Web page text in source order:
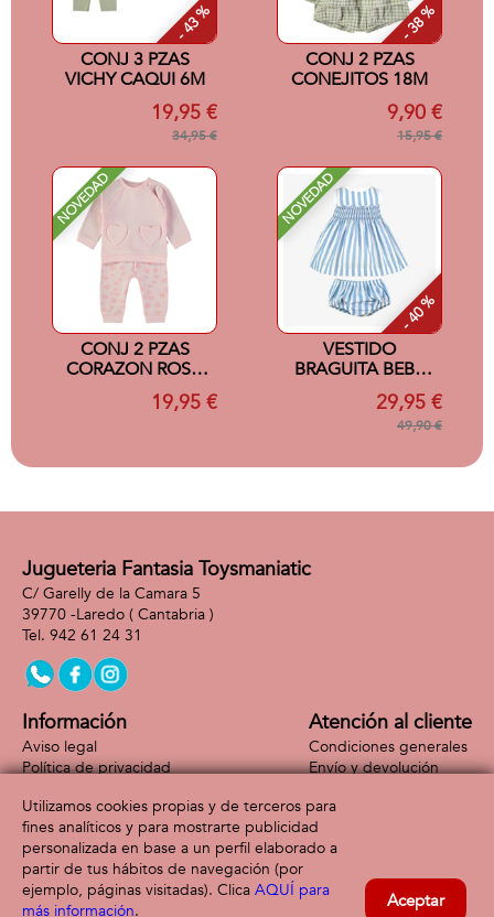
- 43 %
CONJ 3 PZAS
VICHY CAQUI 6M
19,95 €
34,95 €
- 38 %
CONJ 2 PZAS
CONEJITOS 18M
9,90 €
15,95 €
NOVEDAD
CONJ 2 PZAS
CORAZON ROSA
19,95 €
NOVEDAD
- 40 %
VESTIDO
BRAGUITA BEBE
AZUL 3M29,95 €
49,90 €
Jugueteria Fantasia Toysmaniatic
C/ Garelly de la Camara 5
39770 -Laredo ( Cantabria )
942 61 24 31
Información
Aviso legal
Política de privacidad
Atención al cliente
Condiciones generales
Envío y devolución
Formas de pago
Utilizamos cookies propias y de terceros para
fines analíticos y para mostrarte publicidad
personalizada en base a un perfil elaborado a
partir de tus hábitos de navegación (por
ejemplo, páginas visitadas). Clica AQUÍ para
más información. Aceptar